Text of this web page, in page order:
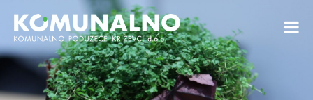
Open toolbar